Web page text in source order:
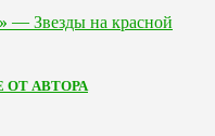
— Звезды на красной
ОТ АВТОРА